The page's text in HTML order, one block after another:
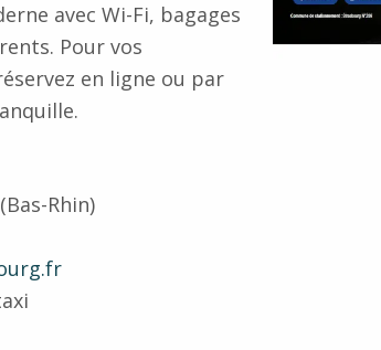
avec Wi-Fi, bagages
Pour vos
en ligne ou par
Rhin)